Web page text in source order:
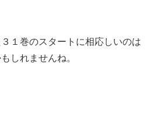
１巻のスタートに相応しいのは
しれませんね。